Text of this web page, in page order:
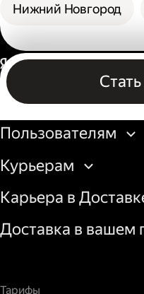
Нижний Новгород
Бизнесу
Пользователям
Курьерам
Карьера в
Доставка в вашем
Тарифы